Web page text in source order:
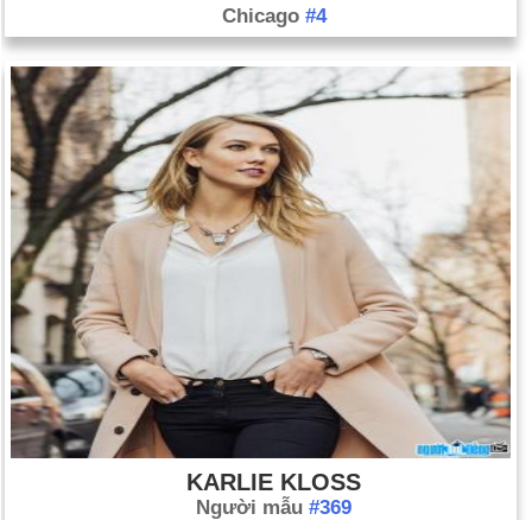
Chicago #4
KARLIE KLOSS
Người mẫu #369